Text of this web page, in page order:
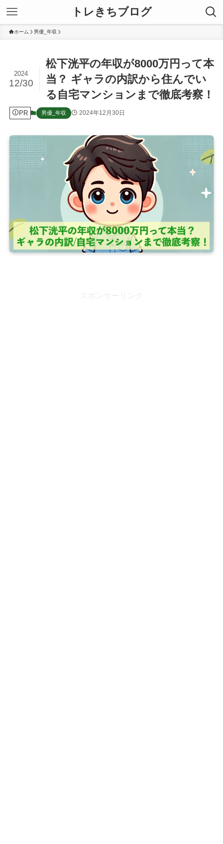
トレきちブログ
ホーム 男優_年収
松下洸平の年収が8000万円って本
当？ ギャラの内訳から住んでい
る自宅マンションまで徹底考察！
2024
12/30
PR 男優_年収 2024年12月30日